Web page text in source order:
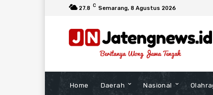
27.8 C Semarang, 8 Agustus 2026
Home Daerah Nasional